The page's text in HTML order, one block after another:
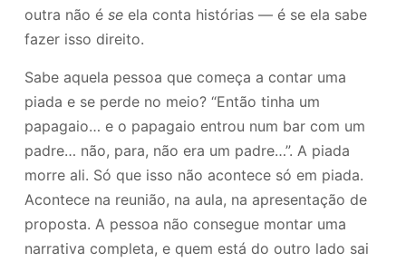
outra não é seela conta histórias — é se ela sabe
fazer isso direito.
Sabe aquela pessoa que começa a contar uma
piada e se perde no meio? “Então tinha um
papagaio… e o papagaio entrou num bar com um
padre… não, para, não era um padre…”. A piada
morre ali. Só que isso não acontece só em piada.
Acontece na reunião, na aula, na apresentação de
proposta. A pessoa não consegue montar uma
narrativa completa, e quem está do outro lado sai